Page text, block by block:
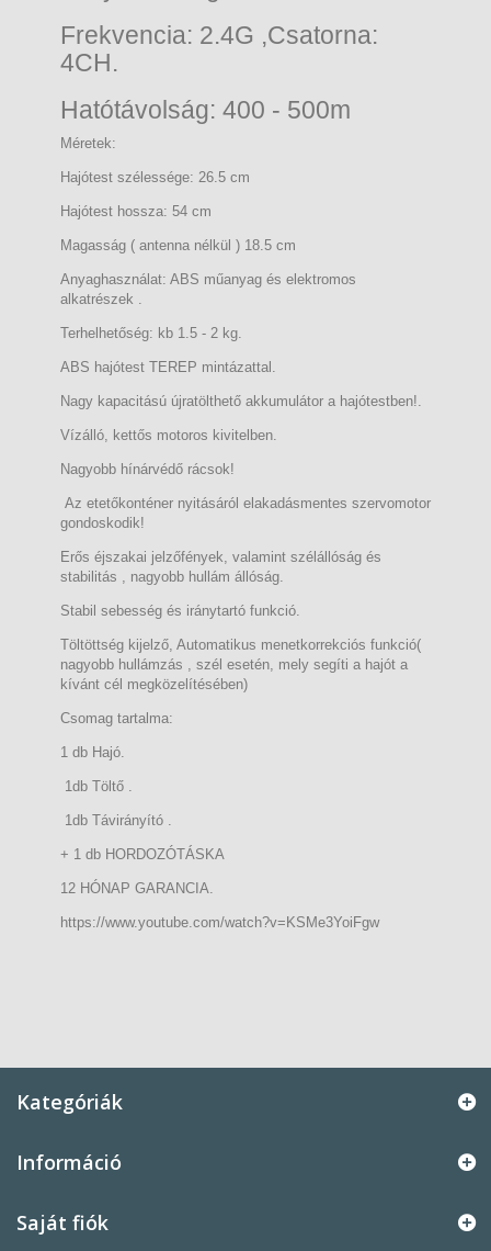
Frekvencia: 2.4G ,Csatorna:
4CH.
Hatótávolság: 400 - 500m
Méretek:
Hajótest szélessége: 26.5 cm
Hajótest hossza: 54 cm
Magasság ( antenna nélkül ) 18.5 cm
Anyaghasználat: ABS műanyag és elektromos
alkatrészek .
Terhelhetőség: kb 1.5 - 2 kg.
ABS hajótest TEREP mintázattal.
Nagy kapacitású újratölthető akkumulátor a hajótestben!.
Vízálló, kettős motoros kivitelben.
Nagyobb hínárvédő rácsok!
Az etetőkonténer nyitásáról elakadásmentes szervomotor
gondoskodik!
Erős éjszakai jelzőfények, valamint szélállóság és
stabilitás , nagyobb hullám állóság.
Stabil sebesség és iránytartó funkció.
Töltöttség kijelző, Automatikus menetkorrekciós funkció(
nagyobb hullámzás , szél esetén, mely segíti a hajót a
kívánt cél megközelítésében)
Csomag tartalma:
1 db Hajó.
1db Töltő .
1db Távirányító .
+ 1 db HORDOZÓTÁSKA
12 HÓNAP GARANCIA.
https://www.youtube.com/watch?v=KSMe3YoiFgw
Kategóriák
Információ
Saját fiók